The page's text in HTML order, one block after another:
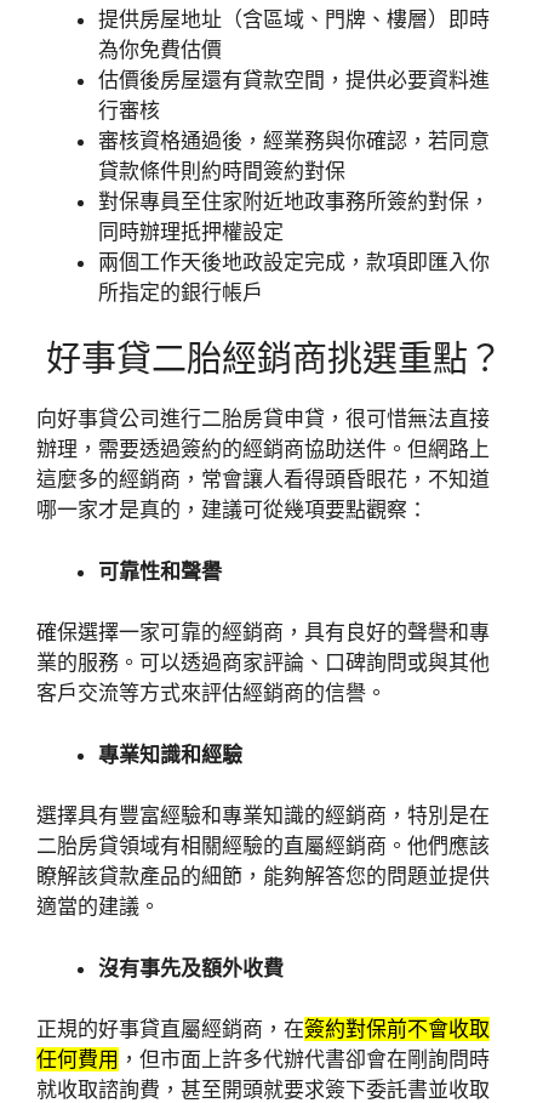
提供房屋地址（含區域、門牌、樓層）即時
為你免費估價
估價後房屋還有貸款空間，提供必要資料進
行審核
審核資格通過後，經業務與你確認，若同意
貸款條件則約時間簽約對保
對保專員至住家附近地政事務所簽約對保，
同時辦理抵押權設定
兩個工作天後地政設定完成，款項即匯入你
所指定的銀行帳戶
好事貸二胎經銷商挑選重點？
向好事貸公司進行二胎房貸申貸，很可惜無法直接
辦理，需要透過簽約的經銷商協助送件。但網路上
這麼多的經銷商，常會讓人看得頭昏眼花，不知道
哪一家才是真的，建議可從幾項要點觀察：
可靠性和聲譽
確保選擇一家可靠的經銷商，具有良好的聲譽和專
業的服務。可以透過商家評論、口碑詢問或與其他
客戶交流等方式來評估經銷商的信譽。
專業知識和經驗
選擇具有豐富經驗和專業知識的經銷商，特別是在
二胎房貸領域有相關經驗的直屬經銷商。他們應該
瞭解該貸款產品的細節，能夠解答您的問題並提供
適當的建議。
沒有事先及額外收費
正規的好事貸直屬經銷商，在簽約對保前不會收取
任何費用 ，但市面上許多代辦代書卻會在剛詢問時
就收取諮詢費，甚至開頭就要求簽下委託書並收取